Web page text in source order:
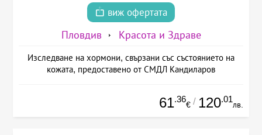
виж офертата
Пловдив Красота и Здраве
Изследване на хормони, свързани със състоянието на
кожата, предоставено от СМДЛ Кандиларов
61.36
€ / 120.01
лв.